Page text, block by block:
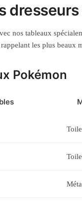
nos tableaux
les plus beaux
Pokémon
Toile